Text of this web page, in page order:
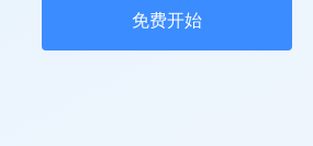
免费开始